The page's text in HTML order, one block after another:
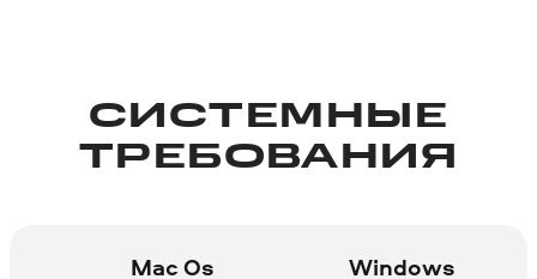
СИСТЕМНЫЕ
ТРЕБОВАНИЯ
Mac Os Windows